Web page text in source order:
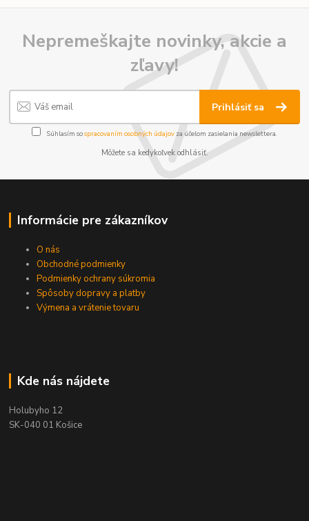
Nepremeškajte novinky, akcie a
zľavy!
Prihlásiť sa
Súhlasím sospracovaním osobných údajov za účelom zasielania newslettera.
Môžete sa kedykoľvek odhlásiť.
Informácie pre zákazníkov
O nás
Obchodné podmienky
Podmienky ochrany súkromia
Spôsoby dopravy a platby
Výmena a vrátenie tovaru
Kde nás nájdete
Holubyho 12
SK-040 01 Košice